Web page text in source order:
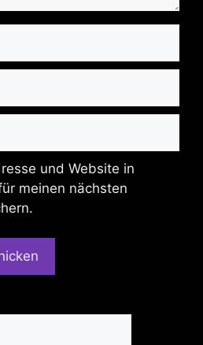
und Website in
meinen nächsten